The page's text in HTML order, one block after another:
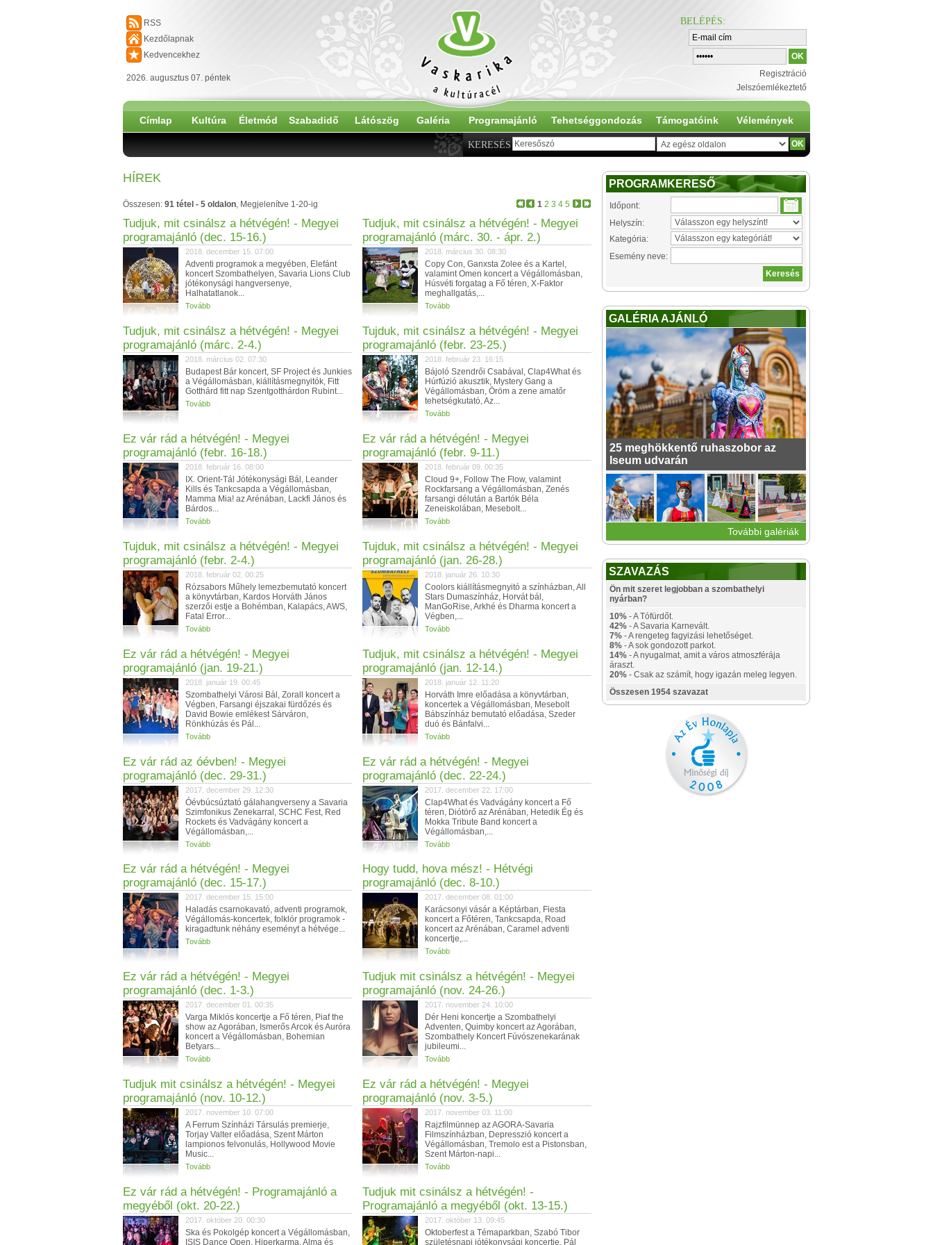
RSS
Kezdőlapnak
Kedvencekhez
2026. augusztus 07. péntek
BELÉPÉS:
Regisztráció
Jelszóemlékeztető
Címlap Kultúra Életmód Szabadidő Látószög Galéria Programajánló Tehetséggondozás Támogatóink Vélemények
KERESÉS
HÍREK
1 2 3 4 5
Összesen: 91 tétel - 5 oldalon, Megjelenítve 1-20-ig
Tudjuk, mit csinálsz a hétvégén! - Megyei
programajánló (dec. 15-16.)
2018. december 15. 07:00
Adventi programok a megyében, Elefánt
koncert Szombathelyen, Savaria Lions Club
jótékonysági hangversenye,
Halhatatlanok...
Tovább
Tudjuk, mit csinálsz a hétvégén! - Megyei
programajánló (márc. 30. - ápr. 2.)
2018. március 30. 08:30
Copy Con, Ganxsta Zolee és a Kartel,
valamint Omen koncert a Végállomásban,
Húsvéti forgatag a Fő téren, X-Faktor
meghallgatás,...
Tovább
Tudjuk, mit csinálsz a hétvégén! - Megyei
programajánló (márc. 2-4.)
2018. március 02. 07:30
Budapest Bár koncert, SF Project és Junkies
a Végállomásban, kiállításmegnyitók, Fitt
Gotthárd fitt nap Szentgotthárdon Rubint...
Tovább
Tujduk, mit csinálsz a hétvégén! - Megyei
programajánló (febr. 23-25.)
2018. február 23. 16:15
Bájoló Szendrői Csabával, Clap4What és
Húrfúzió akusztik, Mystery Gang a
Végállomásban, Öröm a zene amatőr
tehetségkutató, Az...
Tovább
Ez vár rád a hétvégén! - Megyei
programajánló (febr. 16-18.)
2018. február 16. 08:00
IX. Orient-Tál Jótékonysági Bál, Leander
Kills és Tankcsapda a Végállomásban,
Mamma Mia! az Arénában, Lackfi János és
Bárdos...
Tovább
Ez vár rád a hétvégén! - Megyei
programajánló (febr. 9-11.)
2018. február 09. 00:35
Cloud 9+, Follow The Flow, valamint
Rockfarsang a Végállomásban, Zenés
farsangi délután a Bartók Béla
Zeneiskolában, Mesebolt...
Tovább
Tujduk, mit csinálsz a hétvégén! - Megyei
programajánló (febr. 2-4.)
2018. február 02. 00:25
Rózsabors Műhely lemezbemutató koncert
a könyvtárban, Kardos Horváth János
szerzői estje a Bohémban, Kalapács, AWS,
Fatal Error...
Tovább
Tujduk, mit csinálsz a hétvégén! - Megyei
programajánló (jan. 26-28.)
2018. január 26. 10:30
Coolors kiállításmegnyitó a színházban, All
Stars Dumaszínház, Horvát bál,
ManGoRise, Arkhé és Dharma koncert a
Végben,...
Tovább
Ez vár rád a hétvégén! - Megyei
programajánló (jan. 19-21.)
2018. január 19. 00:45
Szombathelyi Városi Bál, Zorall koncert a
Végben, Farsangi éjszakai fürdőzés és
David Bowie emlékest Sárváron,
Rönkhúzás és Pál...
Tovább
Tudjuk, mit csinálsz a hétvégén! - Megyei
programajánló (jan. 12-14.)
2018. január 12. 11:20
Horváth Imre előadása a könyvtárban,
koncertek a Végállomásban, Mesebolt
Bábszínház bemutató előadása, Szeder
duó és Bánfalvi...
Tovább
Ez vár rád az óévben! - Megyei
programajánló (dec. 29-31.)
2017. december 29. 12:30
Óévbúcsúztató gálahangverseny a Savaria
Szimfonikus Zenekarral, SCHC Fest, Red
Rockets és Vadvágány koncert a
Végállomásban,...
Tovább
Ez vár rád a hétvégén! - Megyei
programajánló (dec. 22-24.)
2017. december 22. 17:00
Clap4What és Vadvágány koncert a Fő
téren, Diótörő az Arénában, Hetedik Ég és
Mokka Tribute Band koncert a
Végállomásban,...
Tovább
Ez vár rád a hétvégén! - Megyei
programajánló (dec. 15-17.)
2017. december 15. 15:00
Haladás csarnokavató, adventi programok,
Végállomás-koncertek, folklór programok -
kiragadtunk néhány eseményt a hétvége...
Tovább
Hogy tudd, hova mész! - Hétvégi
programajánló (dec. 8-10.)
2017. december 08. 01:00
Karácsonyi vásár a Képtárban, Fiesta
koncert a Főtéren, Tankcsapda, Road
koncert az Arénában, Caramel adventi
koncertje,...
Tovább
Ez vár rád a hétvégén! - Megyei
programajánló (dec. 1-3.)
2017. december 01. 00:35
Varga Miklós koncertje a Fő téren, Piaf the
show az Agorában, Ismerős Arcok és Auróra
koncert a Végállomásban, Bohemian
Betyars...
Tovább
Tudjuk mit csinálsz a hétvégén! - Megyei
programajánló (nov. 24-26.)
2017. november 24. 10:00
Dér Heni koncertje a Szombathelyi
Adventen, Quimby koncert az Agorában,
Szombathely Koncert Fúvószenekarának
jubileumi...
Tovább
Tudjuk mit csinálsz a hétvégén! - Megyei
programajánló (nov. 10-12.)
2017. november 10. 07:00
A Ferrum Színházi Társulás premierje,
Torjay Valter előadása, Szent Márton
lampionos felvonulás, Hollywood Movie
Music...
Tovább
Ez vár rád a hétvégén! - Megyei
programajánló (nov. 3-5.)
2017. november 03. 11:00
Rajzfilmünnep az AGORA-Savaria
Filmszínházban, Depresszió koncert a
Végállomásban, Tremolo est a Pistonsban,
Szent Márton-napi...
Tovább
Ez vár rád a hétvégén! - Programajánló a
megyéből (okt. 20-22.)
2017. október 20. 00:30
Ska és Pokolgép koncert a Végállomásban,
ISIS Dance Open, Hiperkarma, Alma és
Tudjuk mit csinálsz a hétvégén! -
Programajánló a megyéből (okt. 13-15.)
2017. október 13. 09:45
Oktoberfest a Témaparkban, Szabó Tibor
születésnapi jótékonysági koncertje, Pál
PROGRAMKERESŐ
Időpont:
Helyszín:
Kategória:
Esemény neve:
GALÉRIA AJÁNLÓ
25 meghökkentő ruhaszobor az
Iseum udvarán
További galériák
SZAVAZÁS
Ön mit szeret legjobban a szombathelyi
nyárban?
10% - A Tófürdőt.
42% - A Savaria Karnevált.
7% - A rengeteg fagyizási lehetőséget.
8% - A sok gondozott parkot.
14% - A nyugalmat, amit a város atmoszférája
áraszt.
20% - Csak az számít, hogy igazán meleg legyen.
Összesen 1954 szavazat